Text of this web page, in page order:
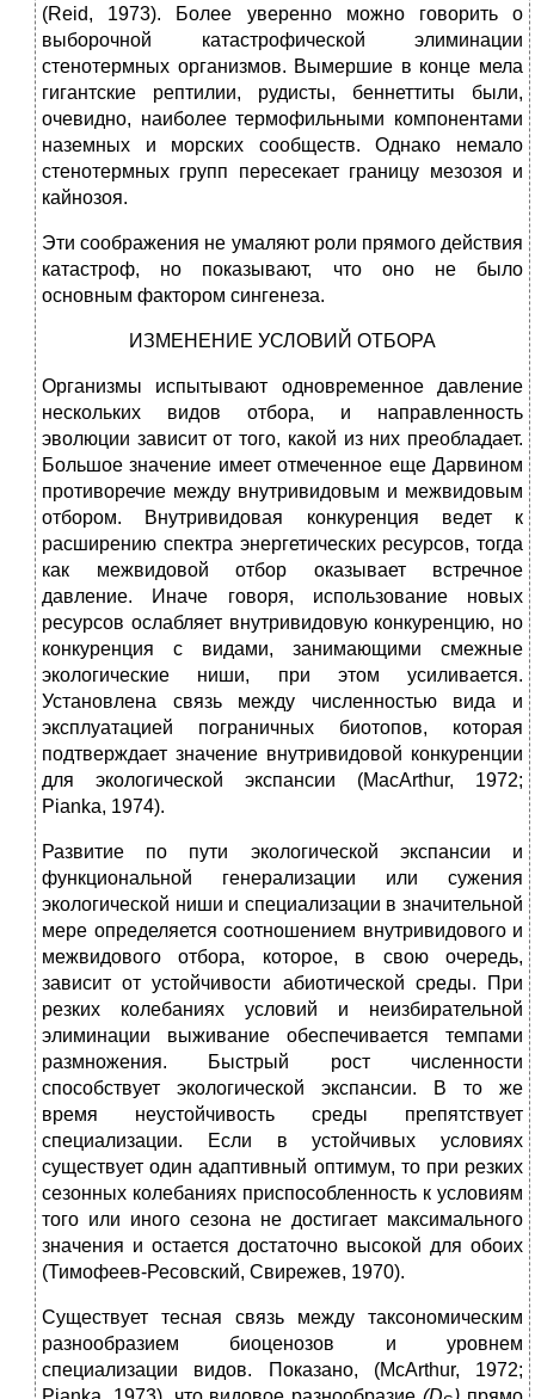
(Reid, 1973). Более уверенно можно говорить о
выборочной катастрофической элиминации
стенотермных организмов. Вымершие в конце мела
гигантские рептилии, рудисты, беннеттиты были,
очевидно, наиболее термофильными компонентами
наземных и морских сообществ. Однако немало
стенотермных групп пересекает границу мезозоя и
кайнозоя.
Эти соображения не умаляют роли прямого действия
катастроф, но показывают, что оно не было
основным фактором сингенеза.
ИЗМЕНЕНИЕ УСЛОВИЙ ОТБОРА
Организмы испытывают одновременное давление
нескольких видов отбора, и направленность
эволюции зависит от того, какой из них преобладает.
Большое значение имеет отмеченное еще Дарвином
противоречие между внутривидовым и межвидовым
отбором. Внутривидовая конкуренция ведет к
расширению спектра энергетических ресурсов, тогда
как межвидовой отбор оказывает встречное
давление. Иначе говоря, использование новых
ресурсов ослабляет внутривидовую конкуренцию, но
конкуренция с видами, занимающими смежные
экологические ниши, при этом усиливается.
Установлена связь между численностью вида и
эксплуатацией пограничных биотопов, которая
подтверждает значение внутривидовой конкуренции
для экологической экспансии (MacArthur, 1972;
Pianka, 1974).
Развитие по пути экологической экспансии и
функциональной генерализации или сужения
экологической ниши и специализации в значительной
мере определяется соотношением внутривидового и
межвидового отбора, которое, в свою очередь,
зависит от устойчивости абиотической среды. При
резких колебаниях условий и неизбирательной
элиминации выживание обеспечивается темпами
размножения. Быстрый рост численности
способствует экологической экспансии. В то же
время неустойчивость среды препятствует
специализации. Если в устойчивых условиях
существует один адаптивный оптимум, то при резких
сезонных колебаниях приспособленность к условиям
того или иного сезона не достигает максимального
значения и остается достаточно высокой для обоих
(Тимофеев-Ресовский, Свирежев, 1970).
Существует тесная связь между таксономическим
разнообразием биоценозов и уровнем
специализации видов. Показано, (McArthur, 1972;